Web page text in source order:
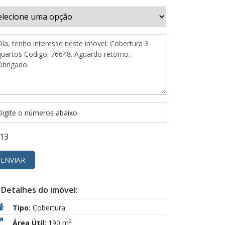
ENVIAR
do imóvel:
Tipo: Cobertura
Área Útil: 190 m2